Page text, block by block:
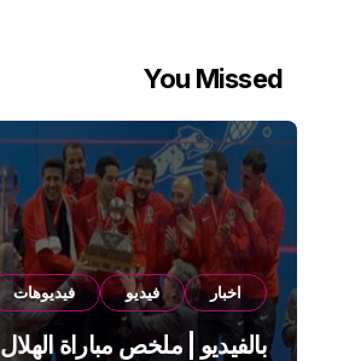
You Missed
اخبار فيديو فيديوهات
بالفيديو | ملخص مباراة الهلال